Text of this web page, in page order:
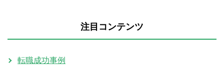
注目コンテンツ
転職成功事例